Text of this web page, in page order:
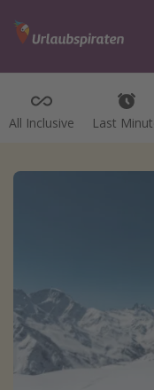
All Inclusive Last
Kategorien
Reiseziele
Alle Reiseziele
Bodensee Urlaub